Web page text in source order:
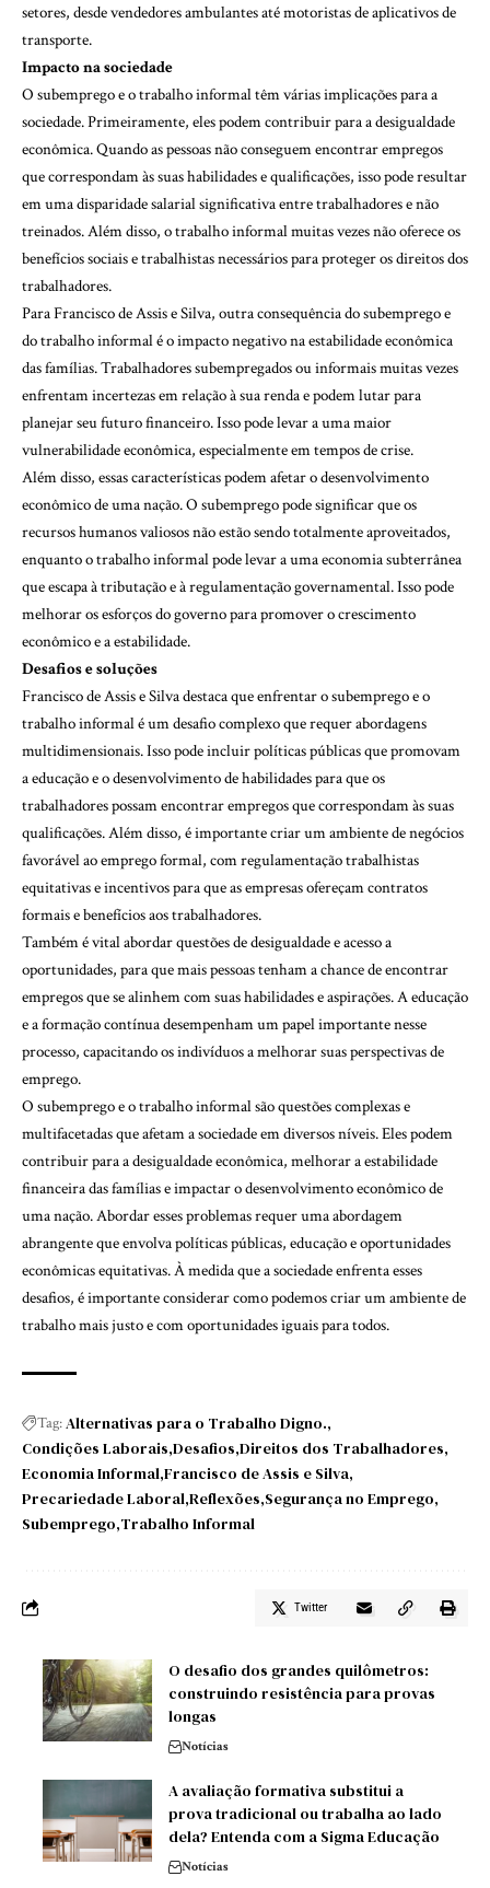
setores, desde vendedores ambulantes até motoristas de aplicativos de
transporte.
Impacto na sociedade
O subemprego e o trabalho informal têm várias implicações para a
sociedade. Primeiramente, eles podem contribuir para a desigualdade
econômica. Quando as pessoas não conseguem encontrar empregos
que correspondam às suas habilidades e qualificações, isso pode resultar
em uma disparidade salarial significativa entre trabalhadores e não
treinados. Além disso, o trabalho informal muitas vezes não oferece os
benefícios sociais e trabalhistas necessários para proteger os direitos dos
trabalhadores.
Para Francisco de Assis e Silva, outra consequência do subemprego e
do trabalho informal é o impacto negativo na estabilidade econômica
das famílias. Trabalhadores subempregados ou informais muitas vezes
enfrentam incertezas em relação à sua renda e podem lutar para
planejar seu futuro financeiro. Isso pode levar a uma maior
vulnerabilidade econômica, especialmente em tempos de crise.
Além disso, essas características podem afetar o desenvolvimento
econômico de uma nação. O subemprego pode significar que os
recursos humanos valiosos não estão sendo totalmente aproveitados,
enquanto o trabalho informal pode levar a uma economia subterrânea
que escapa à tributação e à regulamentação governamental. Isso pode
melhorar os esforços do governo para promover o crescimento
econômico e a estabilidade.
Desafios e soluções
Francisco de Assis e Silva destaca que enfrentar o subemprego e o
trabalho informal é um desafio complexo que requer abordagens
multidimensionais. Isso pode incluir políticas públicas que promovam
a educação e o desenvolvimento de habilidades para que os
trabalhadores possam encontrar empregos que correspondam às suas
qualificações. Além disso, é importante criar um ambiente de negócios
favorável ao emprego formal, com regulamentação trabalhistas
equitativas e incentivos para que as empresas ofereçam contratos
formais e benefícios aos trabalhadores.
Também é vital abordar questões de desigualdade e acesso a
oportunidades, para que mais pessoas tenham a chance de encontrar
empregos que se alinhem com suas habilidades e aspirações. A educação
e a formação contínua desempenham um papel importante nesse
processo, capacitando os indivíduos a melhorar suas perspectivas de
emprego.
O subemprego e o trabalho informal são questões complexas e
multifacetadas que afetam a sociedade em diversos níveis. Eles podem
contribuir para a desigualdade econômica, melhorar a estabilidade
financeira das famílias e impactar o desenvolvimento econômico de
uma nação. Abordar esses problemas requer uma abordagem
abrangente que envolva políticas públicas, educação e oportunidades
econômicas equitativas. À medida que a sociedade enfrenta esses
desafios, é importante considerar como podemos criar um ambiente de
trabalho mais justo e com oportunidades iguais para todos.
Tag:Alternativas para o Trabalho Digno.
Condições Laborais Desafios Direitos dos Trabalhadores
Economia Informal Francisco de Assis e Silva
Precariedade Laboral Reflexões Segurança no Emprego
Subemprego Trabalho Informal
Twitter
O desafio dos grandes quilômetros:
construindo resistência para provas
longas
Notícias
A avaliação formativa substitui a
prova tradicional ou trabalha ao lado
dela? Entenda com a Sigma Educação
Notícias